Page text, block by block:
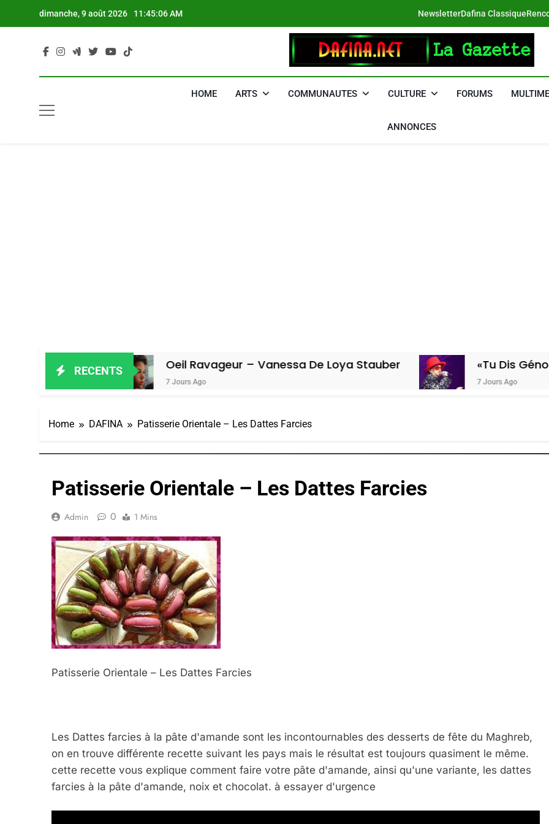
dimanche, 9 août 2026 11:45:07 AM NewsletterDafina Classique
DAFINA
HOME ARTS COMMUNAUTES CULTURE FORUMS
ANNONCES
RECENTSOeil Ravageur – Vanessa De Loya Stauber
7 Jours Ago
«Tu Dis Génocide, Je
7 Jours Ago
Home DAFINA Patisserie Orientale – Les Dattes Farcies
Patisserie Orientale – Les Dattes Farcies
Admin 0 1 Mins
Patisserie Orientale – Les Dattes Farcies
Les Dattes farcies à la pâte d'amande sont les incontournables des desserts de fête du Maghreb,
on en trouve différente recette suivant les pays mais le résultat est toujours quasiment le même.
cette recette vous explique comment faire votre pâte d'amande, ainsi qu'une variante, les dattes
farcies à la pâte d'amande, noix et chocolat. à essayer d'urgence
5
2025, L’année La Plus Meurtrière Selon Le Rapport D’ADL Contre